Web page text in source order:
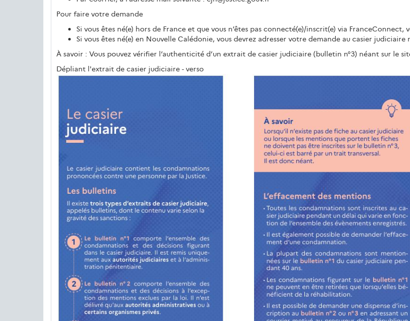
Pour faire votre demande
Si vous êtes né(e) hors de France et que vous n’êtes pas connecté(e)/inscrit(e) via
Si vous êtes né(e) en Nouvelle Calédonie, vous devrez adresser votre demande au casier
À savoir : Vous pouvez vérifier l’authenticité d’un extrait de casier judiciaire (bulletin n°3) néant sur le
Dépliant l'extrait de casier judiciaire - verso